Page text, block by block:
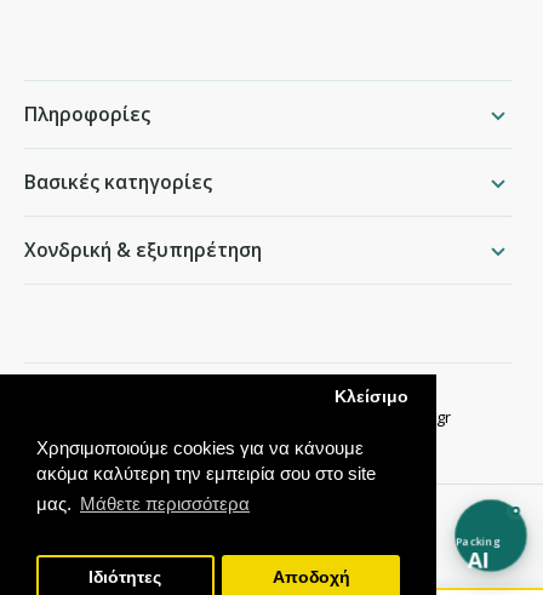
Χρησιμοποιούμε cookies για να κάνουμε
ακόμα καλύτερη την εμπειρία σου στο site
μας. Μάθετε περισσότερα
Κλείσιμο
Ιδιότητες Αποδοχή
Πληροφορίες
Βασικές κατηγορίες
Χονδρική & εξυπηρέτηση
info@packing.gr
Packing
AI